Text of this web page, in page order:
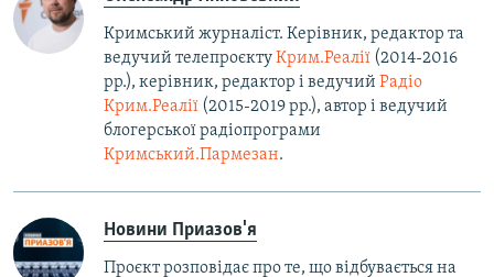
Кримський журналіст. Керівник, редактор та
ведучий телепроєктуКрим.Реалії (2014-2016
рр.), керівник, редактор і ведучий Радіо
Крим.Реалії (2015-2019 рр.), автор і ведучий
блогерської радіопрограми
Кримський.Пармезан.​
Новини Приазов'я
Проєкт розповідає про те, що відбувається на